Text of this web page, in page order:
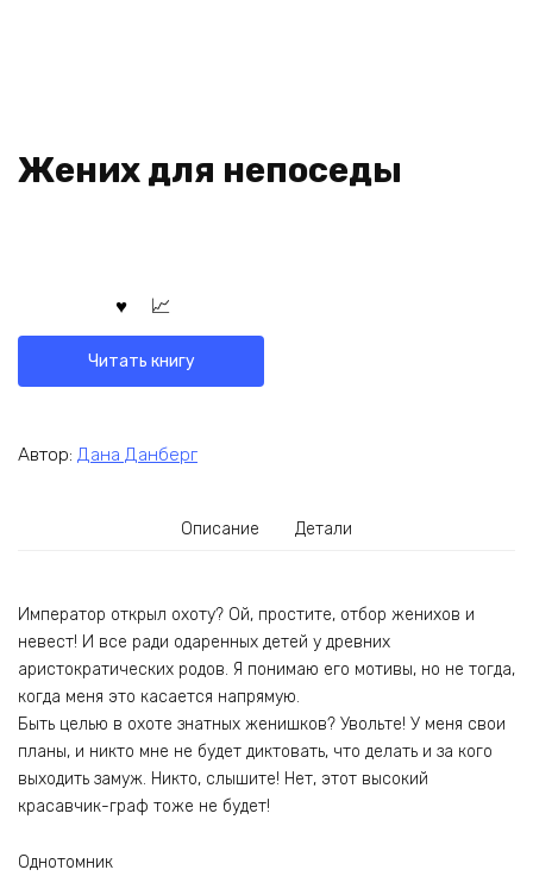
Жених для непоседы
Читать книгу
Автор: Дана Данберг
Описание Детали
Император открыл охоту? Ой, простите, отбор женихов и
невест! И все ради одаренных детей у древних
аристократических родов. Я понимаю его мотивы, но не тогда,
когда меня это касается напрямую.
Быть целью в охоте знатных женишков? Увольте! У меня свои
планы, и никто мне не будет диктовать, что делать и за кого
выходить замуж. Никто, слышите! Нет, этот высокий
красавчик-граф тоже не будет!
Однотомник